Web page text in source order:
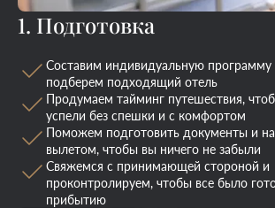
1. Подготовка
Составим индивидуальную программу
подберем подходящий отель
Продумаем тайминг путешествия,
успели без спешки и с комфортом
Поможем подготовить документы и
вылетом, чтобы вы ничего не забыли
Свяжемся с принимающей стороной и
проконтролируем, чтобы все было
прибытию